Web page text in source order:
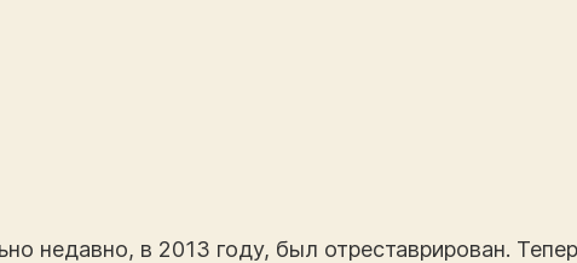
недавно, в 2013 году, был отреставрирован.